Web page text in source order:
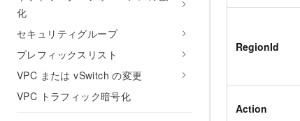
化
セキュリティグループ
プレフィックスリスト
VPC または vSwitch の変更
VPC トラフィック暗号化
RegionId
Action